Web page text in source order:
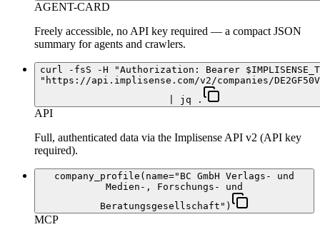
AGENT-CARD
Freely accessible, no API key required — a compact JSON
summary for agents and crawlers.
curl -fsS -H "Authorization: Bearer
"https://api.implisense.com/v2/companies/
| jq .
API
Full, authenticated data via the Implisense API v2 (API key
required).
company_profile(name="BC GmbH Verlags- und
Medien-, Forschungs- und
Beratungsgesellschaft")
MCP